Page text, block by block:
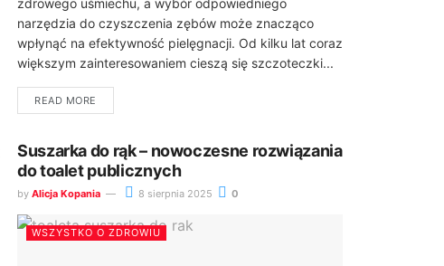
zdrowego uśmiechu, a wybór odpowiedniego
narzędzia do czyszczenia zębów może znacząco
wpłynąć na efektywność pielęgnacji. Od kilku lat coraz
większym zainteresowaniem cieszą się szczoteczki...
READ MORE
Suszarka do rąk – nowoczesne rozwiązania
do toalet publicznych
by Alicja Kopania 8 sierpnia 2025 0
WSZYSTKO O ZDROWIU